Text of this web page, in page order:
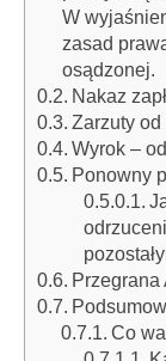
W
zasad
osądzonej.
Nakaz
Zarzuty od
Wyrok –
Ponowny
Co